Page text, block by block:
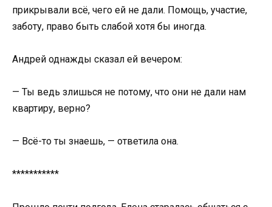
прикрывали всё, чего ей не дали. Помощь, участие,
заботу, право быть слабой хотя бы иногда.
Андрей однажды сказал ей вечером:
— Ты ведь злишься не потому, что они не дали нам
квартиру, верно?
— Всё-то ты знаешь, — ответила она.
***********